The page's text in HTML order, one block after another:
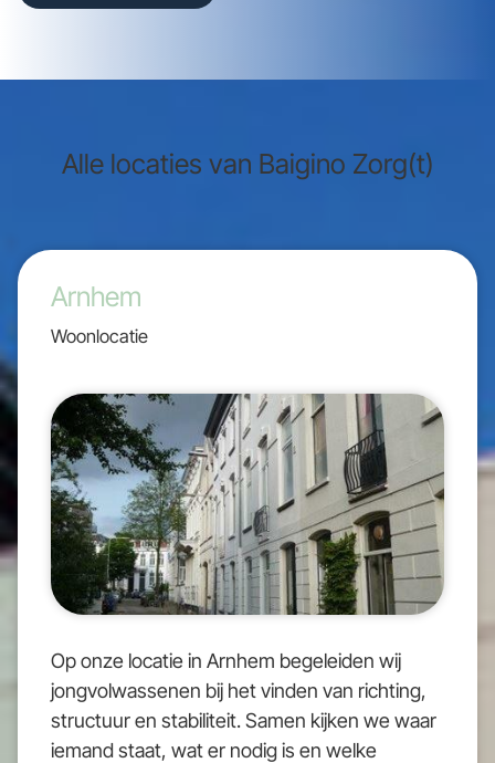
Alle locaties van Baigino Zorg(t)
Arnhem
Woonlocatie
Op onze locatie in Arnhem begeleiden wij
jongvolwassenen bij het vinden van richting,
structuur en stabiliteit. Samen kijken we waar
iemand staat, wat er nodig is en welke